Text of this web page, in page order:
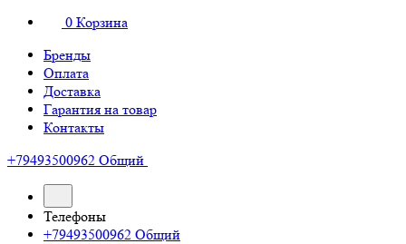
0 Корзина
Бренды
Оплата
Доставка
Гарантия на товар
Контакты
+79493500962 Общий
Телефоны
+79493500962 Общий